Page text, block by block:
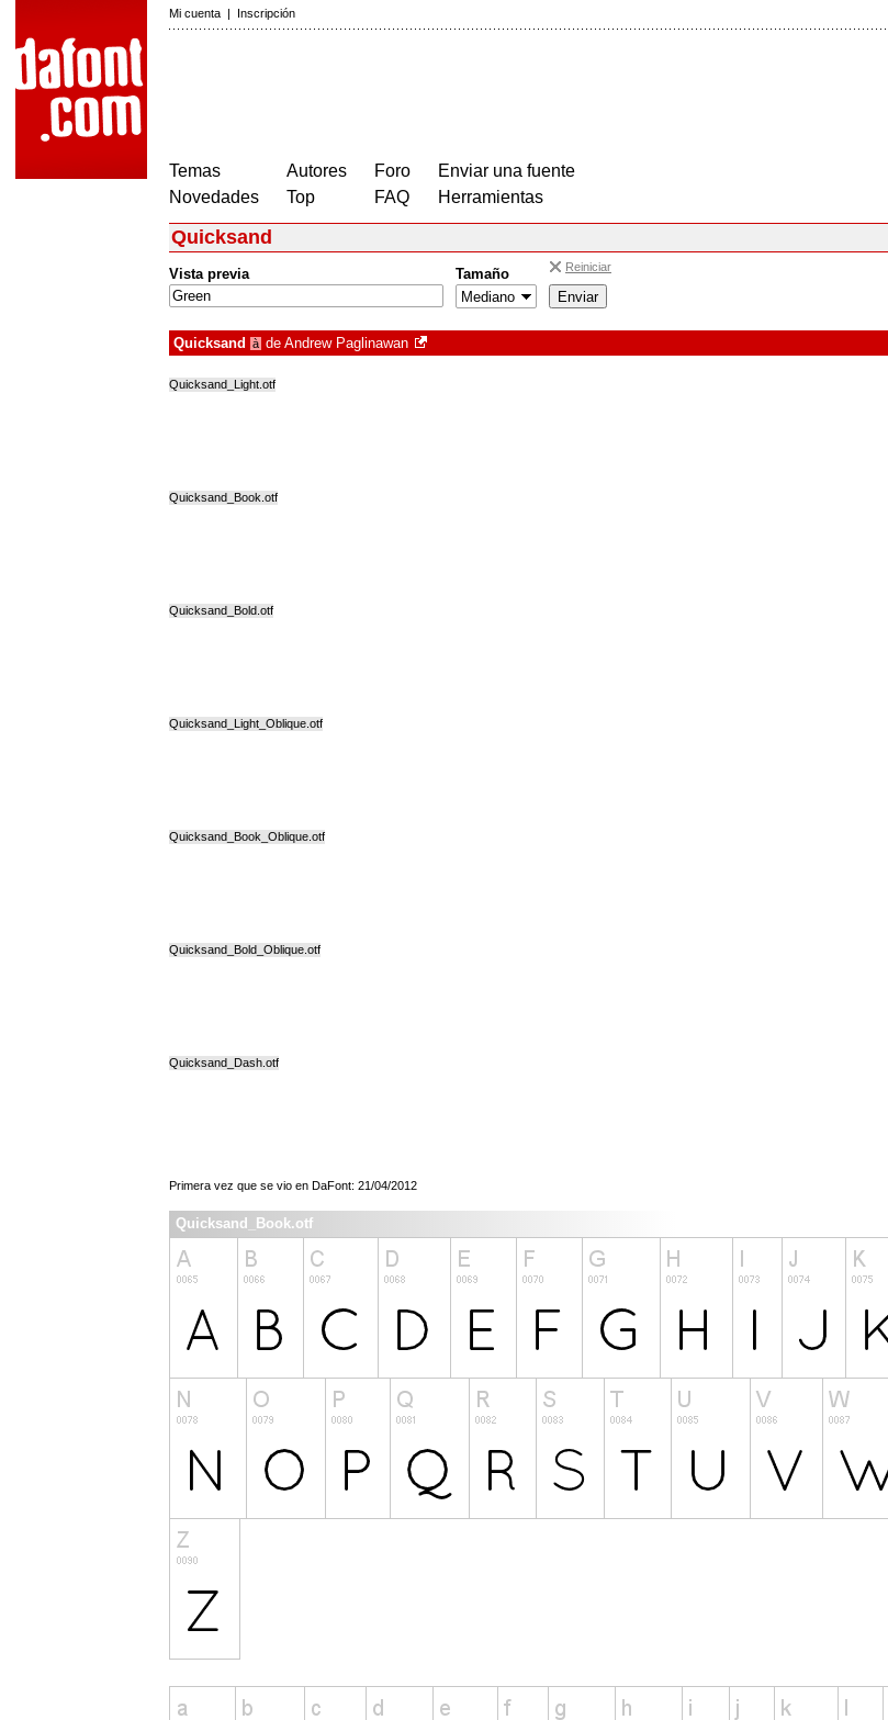
Mi cuenta | Inscripción
Temas
Novedades
Autores
Top
Foro
FAQ
Enviar una fuente
Herramientas
Quicksand
Vista previa Tamaño Reiniciar
Quicksand à de Andrew Paglinawan
Quicksand_Light.otf
Quicksand_Book.otf
Quicksand_Bold.otf
Quicksand_Light_Oblique.otf
Quicksand_Book_Oblique.otf
Quicksand_Bold_Oblique.otf
Quicksand_Dash.otf
Primera vez que se vio en DaFont: 21/04/2012
Quicksand_Book.otf